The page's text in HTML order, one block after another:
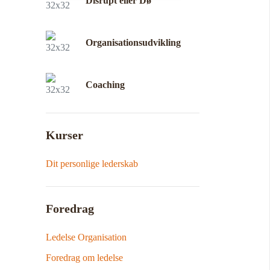
Organisationsudvikling
Coaching
Kurser
Dit personlige lederskab
Foredrag
Ledelse Organisation
Foredrag om ledelse